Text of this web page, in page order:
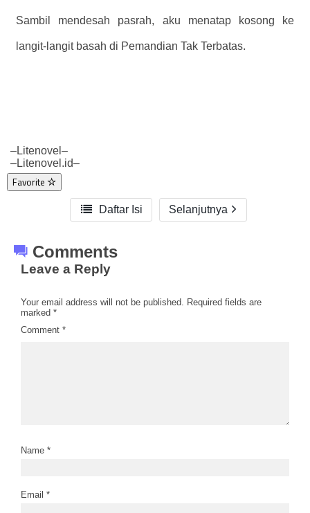
Sambil mendesah pasrah, aku menatap kosong ke
langit-langit basah di Pemandian Tak Terbatas.
–Litenovel–
–Litenovel.id–
Favorite
 Daftar Isi Selanjutnya
Comments
Leave a Reply
Your email address will not be published.
Required fields are
marked *
Comment *
Name *
Email *